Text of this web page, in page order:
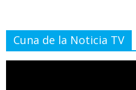
Cuna de la Noticia TV